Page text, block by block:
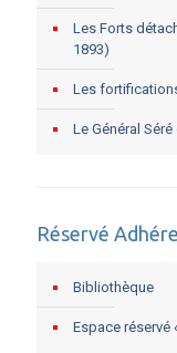
Les Forts
1893)
Les
Le Général
Réservé
Bibliothèque
Espace réservé